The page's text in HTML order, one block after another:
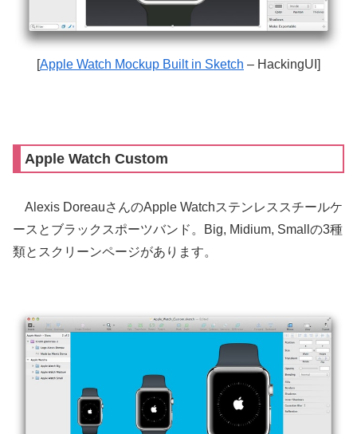
[Apple Watch Mockup Built in Sketch – HackingUI]
Apple Watch Custom
Alexis DoreauさんのApple Watchステンレススチールケ
ースとブラックスポーツバンド。Big, Midium, Smallの3種
類とスクリーンページがあります。